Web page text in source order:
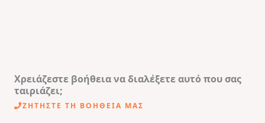
Χρειάζεστε βοήθεια να διαλέξετε αυτό που σας
ταιριάζει;
ΖΗΤΉΣΤΕ ΤΗ ΒΟΗΘΕΙΑ ΜΑΣ